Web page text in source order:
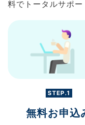
料でトータルサポー
STEP.1
無料お申込